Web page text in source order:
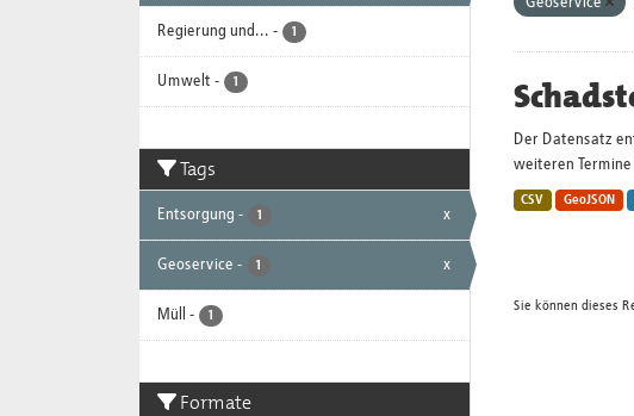
Regierung und... - 1
Umwelt - 1
Tags
Entsorgung - 1 x
Geoservice - 1 x
Müll - 1
Formate
Der Datensatz
weiteren
CSV GeoJSON
Sie können dieses